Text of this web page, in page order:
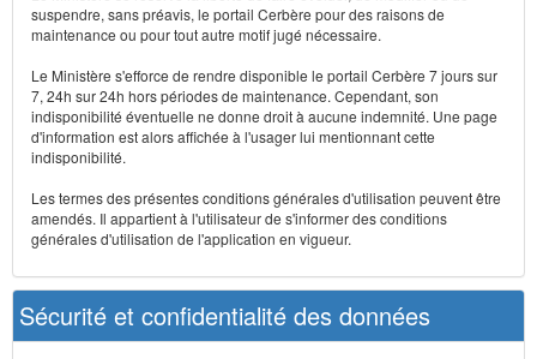
suspendre, sans préavis, le portail Cerbère pour des raisons de
maintenance ou pour tout autre motif jugé nécessaire.
Le Ministère s'efforce de rendre disponible le portail Cerbère 7 jours sur
7, 24h sur 24h hors périodes de maintenance. Cependant, son
indisponibilité éventuelle ne donne droit à aucune indemnité. Une page
d'information est alors affichée à l'usager lui mentionnant cette
indisponibilité.
Les termes des présentes conditions générales d'utilisation peuvent être
amendés. Il appartient à l'utilisateur de s'informer des conditions
générales d'utilisation de l'application en vigueur.
Sécurité et confidentialité des données